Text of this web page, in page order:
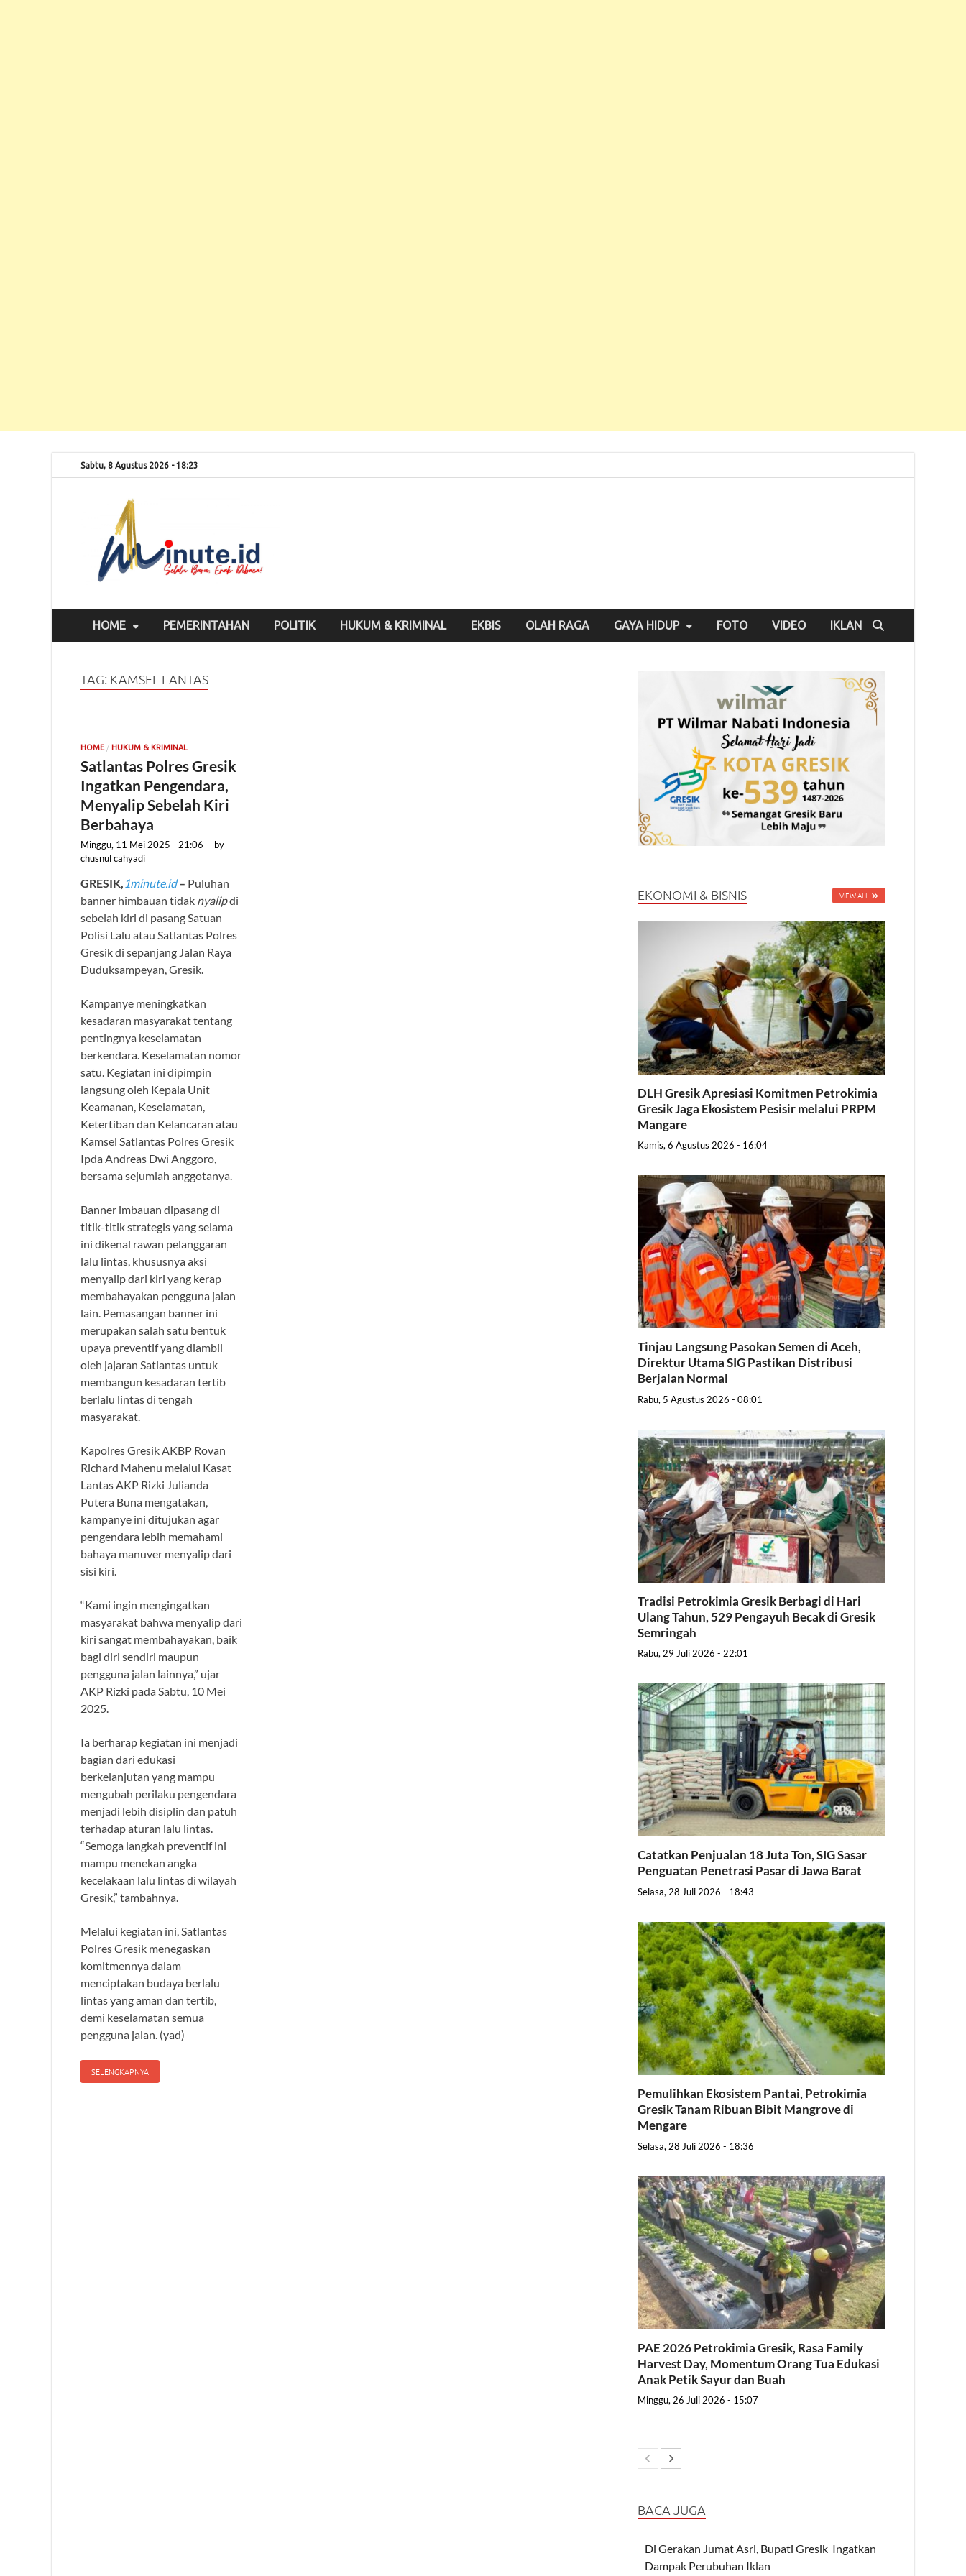
Sabtu, 8 Agustus 2026 - 18:23
HOME PEMERINTAHAN POLITIK HUKUM & KRIMINAL EKBIS OLAH RAGA GAYA HIDUP FOTO VIDEO IKLAN
TAG: KAMSEL LANTAS
HOME / HUKUM & KRIMINAL
Satlantas Polres Gresik
Ingatkan Pengendara,
Menyalip Sebelah Kiri
Berbahaya
Minggu, 11 Mei 2025 - 21:06 - by
chusnul cahyadi
GRESIK, 1minute.id– Puluhan
banner himbauan tidak nyalipdi
sebelah kiri di pasang Satuan
Polisi Lalu atau Satlantas Polres
Gresik di sepanjang Jalan Raya
Duduksampeyan, Gresik.
Kampanye meningkatkan
kesadaran masyarakat tentang
pentingnya keselamatan
berkendara. Keselamatan nomor
satu. Kegiatan ini dipimpin
langsung oleh Kepala Unit
Keamanan, Keselamatan,
Ketertiban dan Kelancaran atau
Kamsel Satlantas Polres Gresik
Ipda Andreas Dwi Anggoro,
bersama sejumlah anggotanya.
Banner imbauan dipasang di
titik-titik strategis yang selama
ini dikenal rawan pelanggaran
lalu lintas, khususnya aksi
menyalip dari kiri yang kerap
membahayakan pengguna jalan
lain. Pemasangan banner ini
merupakan salah satu bentuk
upaya preventif yang diambil
oleh jajaran Satlantas untuk
membangun kesadaran tertib
berlalu lintas di tengah
masyarakat.
Kapolres Gresik AKBP Rovan
Richard Mahenu melalui Kasat
Lantas AKP Rizki Julianda
Putera Buna mengatakan,
kampanye ini ditujukan agar
pengendara lebih memahami
bahaya manuver menyalip dari
sisi kiri.
“Kami ingin mengingatkan
masyarakat bahwa menyalip dari
kiri sangat membahayakan, baik
bagi diri sendiri maupun
pengguna jalan lainnya,” ujar
AKP Rizki pada Sabtu, 10 Mei
2025.
Ia berharap kegiatan ini menjadi
bagian dari edukasi
berkelanjutan yang mampu
mengubah perilaku pengendara
menjadi lebih disiplin dan patuh
terhadap aturan lalu lintas.
“Semoga langkah preventif ini
mampu menekan angka
kecelakaan lalu lintas di wilayah
Gresik,” tambahnya.
Melalui kegiatan ini, Satlantas
Polres Gresik menegaskan
komitmennya dalam
menciptakan budaya berlalu
lintas yang aman dan tertib,
demi keselamatan semua
pengguna jalan. (yad)
SELENGKAPNYA
EKONOMI & BISNIS VIEW ALL
DLH Gresik Apresiasi Komitmen Petrokimia
Gresik Jaga Ekosistem Pesisir melalui PRPM
Mangare
Kamis, 6 Agustus 2026 - 16:04
Tinjau Langsung Pasokan Semen di Aceh,
Direktur Utama SIG Pastikan Distribusi
Berjalan Normal
Rabu, 5 Agustus 2026 - 08:01
Tradisi Petrokimia Gresik Berbagi di Hari
Ulang Tahun, 529 Pengayuh Becak di Gresik
Semringah
Rabu, 29 Juli 2026 - 22:01
Catatkan Penjualan 18 Juta Ton, SIG Sasar
Penguatan Penetrasi Pasar di Jawa Barat
Selasa, 28 Juli 2026 - 18:43
Pemulihkan Ekosistem Pantai, Petrokimia
Gresik Tanam Ribuan Bibit Mangrove di
Mengare
Selasa, 28 Juli 2026 - 18:36
PAE 2026 Petrokimia Gresik, Rasa Family
Harvest Day, Momentum Orang Tua Edukasi
Anak Petik Sayur dan Buah
Minggu, 26 Juli 2026 - 15:07
BACA JUGA
Di Gerakan Jumat Asri, Bupati Gresik Ingatkan
Dampak Perubuhan Iklan